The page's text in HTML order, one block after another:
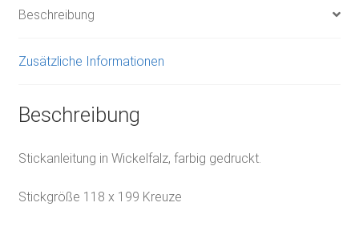
Beschreibung
Zusätzliche Informationen
Beschreibung
Stickanleitung in Wickelfalz, farbig gedruckt.
Stickgröße 118 x 199 Kreuze